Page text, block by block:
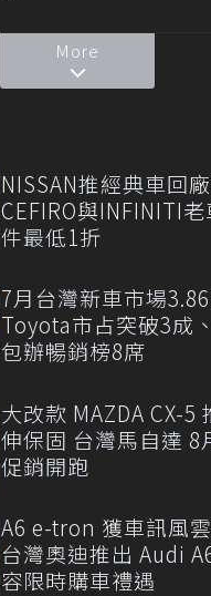
More
NISSAN推經典車回
CEFIRO與INFINITI
件最低1折
7月台灣新車市場
Toyota市占突破3成
包辦暢銷榜8席
大改款 MAZDA CX-5
伸保固 台灣馬自達 8
促銷開跑
A6 e-tron 獲車訊風
台灣奧迪推出 Audi
容限時購車禮遇